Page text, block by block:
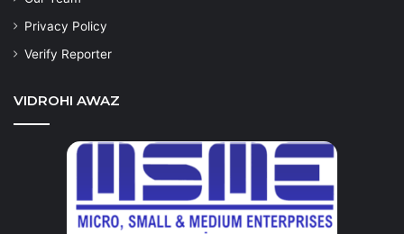
Privacy Policy
Verify Reporter
VIDROHI AWAZ